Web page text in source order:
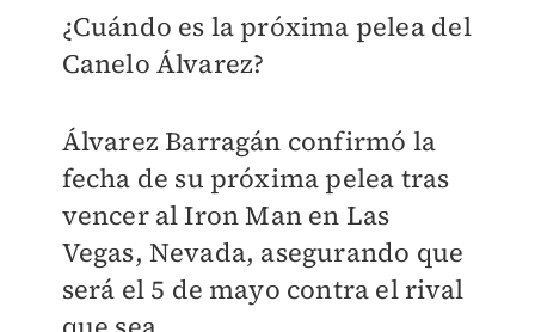
¿Cuándo es la próxima pelea del
Canelo Álvarez?
Álvarez Barragán confirmó la
fecha de su próxima pelea tras
vencer al Iron Man en Las
Vegas, Nevada, asegurando que
será el 5 de mayo contra el rival